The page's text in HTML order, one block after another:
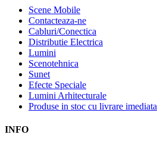
Scene Mobile
Contacteaza-ne
Cabluri/Conectica
Distributie Electrica
Lumini
Scenotehnica
Sunet
Efecte Speciale
Lumini Arhitecturale
Produse in stoc cu livrare imediata
INFO